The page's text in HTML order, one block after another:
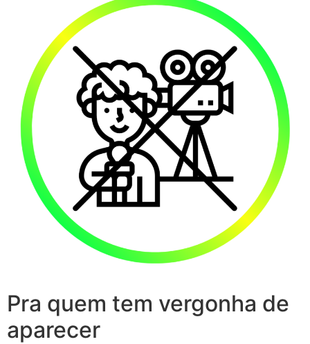
Pra quem tem vergonha de
aparecer